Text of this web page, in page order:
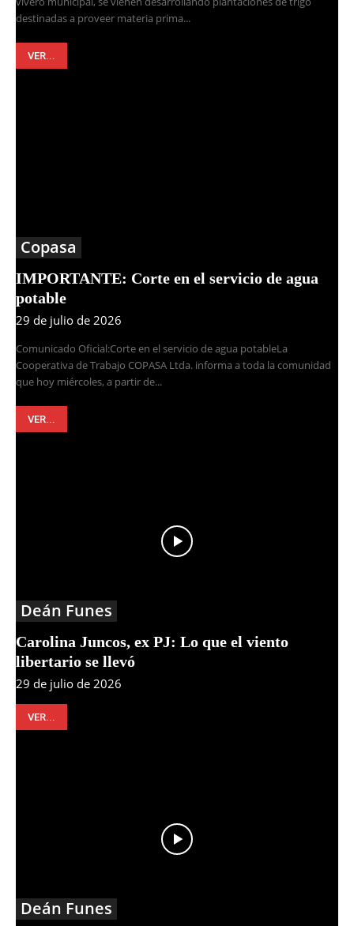
destinadas a proveer materia prima...
VER...
Copasa
IMPORTANTE: Corte en el servicio de agua
potable
29 de julio de 2026
Comunicado Oficial:Corte en el servicio de agua potableLa
Cooperativa de Trabajo COPASA Ltda. informa a toda la comunidad
que hoy miércoles, a partir de...
VER...
Deán Funes
Carolina Juncos, ex PJ: Lo que el viento
libertario se llevó
29 de julio de 2026
VER...
Deán Funes